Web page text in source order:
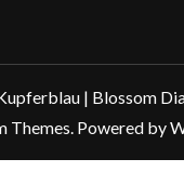
| Blossom
Themes. Powered by